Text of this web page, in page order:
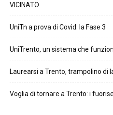
VICINATO
UniTn a prova di Covid: la Fase 3
UniTrento, un sistema che
Laurearsi a Trento, trampolino di
Voglia di tornare a Trento: i